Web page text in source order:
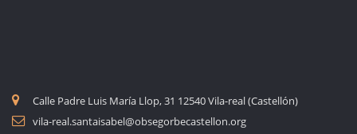
Calle Padre Luis María Llop, 31 12540 Vila-real (Castellón)
vila-real.santaisabel@obsegorbecastellon.org